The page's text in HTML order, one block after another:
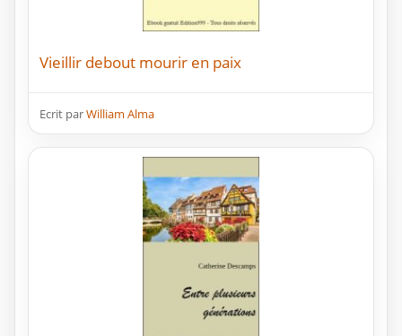
Vieillir debout mourir en paix
Ecrit parWilliam Alma